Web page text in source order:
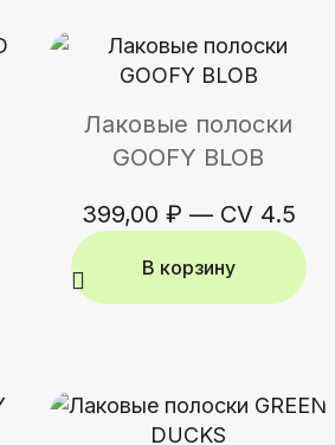
Лаковые полоски
GOOFY BLOB
399,00 ₽ — CV 4.5
В корзину